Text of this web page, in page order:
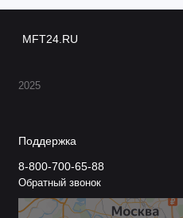
MFT24.RU
2025
Поддержка
8-800-700-65-88
Обратный звонок